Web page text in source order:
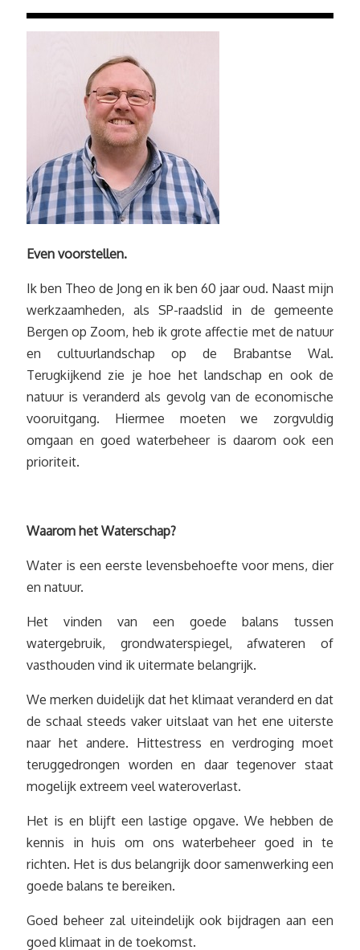
Even voorstellen.
Ik ben Theo de Jong en ik ben 60 jaar oud. Naast mijn
werkzaamheden, als SP-raadslid in de gemeente
Bergen op Zoom, heb ik grote affectie met de natuur
en cultuurlandschap op de Brabantse Wal.
Terugkijkend zie je hoe het landschap en ook de
natuur is veranderd als gevolg van de economische
vooruitgang. Hiermee moeten we zorgvuldig
omgaan en goed waterbeheer is daarom ook een
prioriteit.
Waarom het Waterschap?
Water is een eerste levensbehoefte voor mens, dier
en natuur.
Het vinden van een goede balans tussen
watergebruik, grondwaterspiegel, afwateren of
vasthouden vind ik uitermate belangrijk.
We merken duidelijk dat het klimaat veranderd en dat
de schaal steeds vaker uitslaat van het ene uiterste
naar het andere. Hittestress en verdroging moet
teruggedrongen worden en daar tegenover staat
mogelijk extreem veel wateroverlast.
Het is en blijft een lastige opgave. We hebben de
kennis in huis om ons waterbeheer goed in te
richten. Het is dus belangrijk door samenwerking een
goede balans te bereiken.
Goed beheer zal uiteindelijk ook bijdragen aan een
goed klimaat in de toekomst.